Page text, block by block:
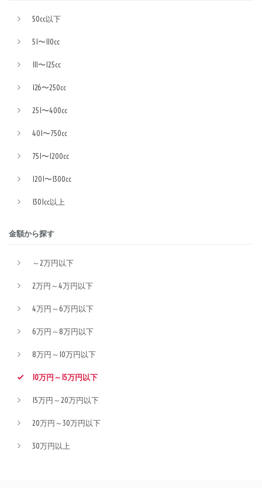
50cc以下
51〜110cc
111〜125cc
126〜250cc
251〜400cc
401〜750cc
751〜1200cc
1201〜1300cc
1301cc以上
金額から探す
～2万円以下
2万円～4万円以下
4万円～6万円以下
6万円～8万円以下
8万円～10万円以下
10万円～15万円以下
15万円～20万円以下
20万円～30万円以下
30万円以上